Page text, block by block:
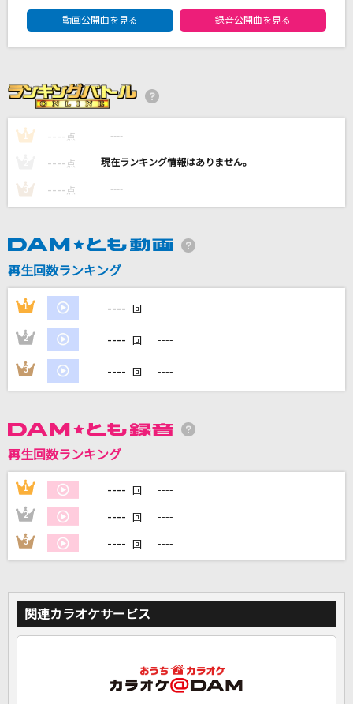
タッチ
岩崎良美
＝LOVE
DAMの新曲・ランキングなど
DAMに会員登録・ログインして
カラオケをもっと楽しもう！
自宅でカラオケ歌い放題！
DAM★ともボーカルエントリーランキング
動画公開曲を見る
録音公開曲を見る
1 ---- 点 ----
---- 点 ----
3 ---- 点 ----
再生回数ランキング
1 ---- 回 ----
2 ---- 回 ----
3 ---- 回 ----
再生回数ランキング
1 ---- 回 ----
2 ---- 回 ----
3 ---- 回 ----
関連カラオケサービス